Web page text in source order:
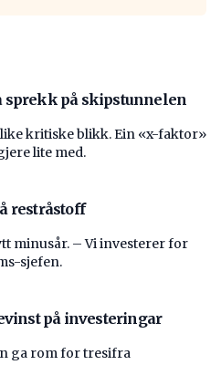
sprekk på skipstunnelen
kritiske blikk. Ein «x-faktor»
lite med.
restråstoff
minusår. – Vi investerer for
sjefen.
på investeringar
ga rom for tresifra